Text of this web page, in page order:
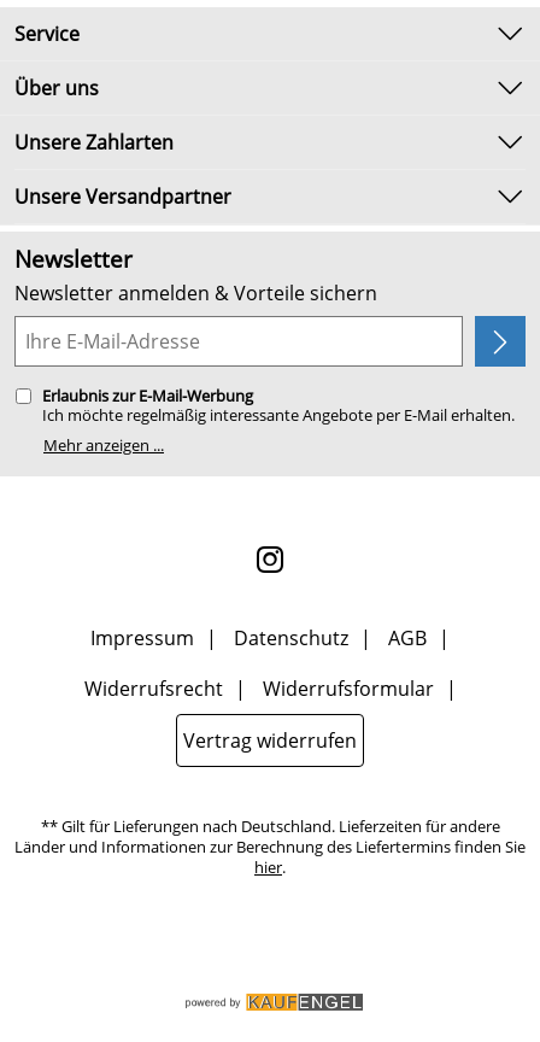
Service
Kontakt
Umtausch & Rückgabe
Lieferbedingungen
Über uns
Unsere Bestseller
Neu
Angebote
Kundenbewertungen (2.654)
4,9/5*****
Planung
Unsere Zahlarten
Unsere Versandpartner
Newsletter
Newsletter anmelden & Vorteile sichern
Erlaubnis zur E-Mail-Werbung
Ich möchte regelmäßig interessante Angebote per E-Mail erhalten.
weitergegeben. Zu statistischen Zwecken wird in anonymer Form
ich den Link "Abmelden" am Ende des Newsletters anklicke oder die
Option Newsletter im Mitgliederbereich deaktiviere. Die
habe ich zur Kenntnis genommen.
Mehr anzeigen ...
Impressum Datenschutz
AGB
Widerrufsrecht
Widerrufsformular
Vertrag widerrufen
** Gilt für Lieferungen nach Deutschland. Lieferzeiten für andere
Länder und Informationen zur Berechnung des Liefertermins finden Sie
hier.